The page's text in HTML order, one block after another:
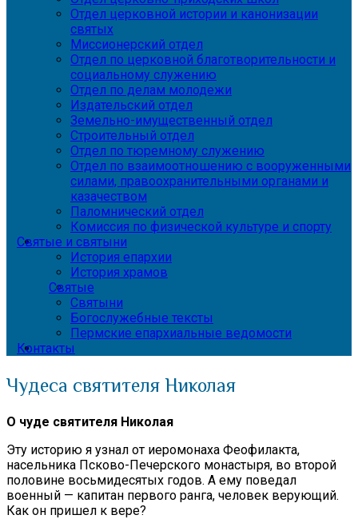
Отдел церковной истории и канонизации
святых
Миссионерский отдел
Отдел по церковной благотворительности и
социальному служению
Отдел по делам молодежи
Издательский отдел
Земельно-имущественный отдел
Строительный отдел
Отдел по тюремному служению
Отдел по взаимоотношению с вооруженными
силами, правоохранительными органами и
казачеством
Паломнический отдел
Комиссия по физической культуре и спорту
Святые и святыни
История епархии
История храмов
Святые
Святыни
Богослужебные тексты
Пермские епархиальные ведомости
Контакты
Чудеса святителя Николая
О чуде святителя Николая
Эту историю я узнал от иеромонаха Феофилакта,
насельника Псково-Печерского монастыря, во второй
половине восьмидесятых годов. А ему поведал
военный — капитан первого ранга, человек верующий.
Как он пришел к вере?